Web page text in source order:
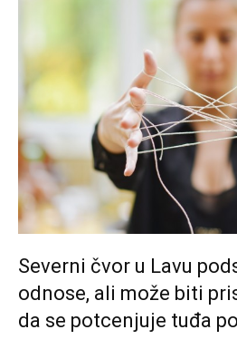
Severni čvor u Lavu
odnose, ali može biti
da se potcenjuje tuđa